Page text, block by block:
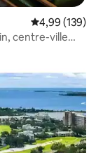
Évaluation
4,99 (139)
centre-ville